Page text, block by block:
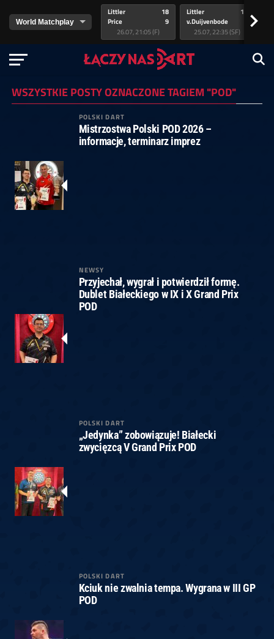
Littler
Price
18
9
26.07, 21:05 (F)
Littler
v.Duijvenbode
17
25.07, 22:35 (SF)
>
WSZYSTKIE POSTY OZNACZONE TAGIEM "POD"
POLSKI DART
Mistrzostwa Polski POD 2026 –
informacje, terminarz imprez
NEWSY
Przyjechał, wygrał i potwierdził formę.
Dublet Białeckiego w IX i X Grand Prix
POD
POLSKI DART
„Jedynka” zobowiązuje! Białecki
zwycięzcą V Grand Prix POD
POLSKI DART
Kciuk nie zwalnia tempa. Wygrana w III GP
POD